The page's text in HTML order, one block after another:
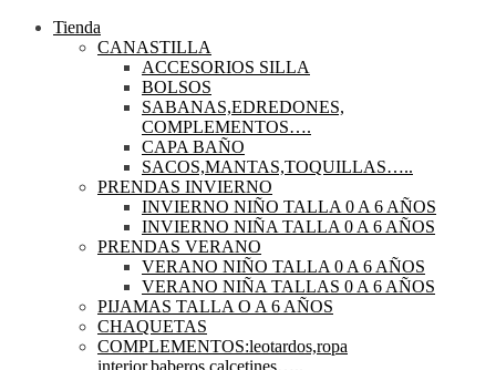
Tienda
CANASTILLA
ACCESORIOS SILLA
BOLSOS
SABANAS,EDREDONES,
COMPLEMENTOS….
CAPA BAÑO
SACOS,MANTAS,TOQUILLAS…..
PRENDAS INVIERNO
INVIERNO NIÑO TALLA 0 A 6 AÑOS
INVIERNO NIÑA TALLA 0 A 6 AÑOS
PRENDAS VERANO
VERANO NIÑO TALLA 0 A 6 AÑOS
VERANO NIÑA TALLAS 0 A 6 AÑOS
PIJAMAS TALLA O A 6 AÑOS
CHAQUETAS
COMPLEMENTOS:leotardos,ropa
interior,baberos,calcetines…..